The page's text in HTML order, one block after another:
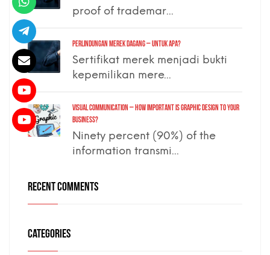
proof of trademar...
PERLINDUNGAN MEREK DAGANG – untuk apa?
Sertifikat merek menjadi bukti
kepemilikan mere...
VISUAL COMMUNICATION – how important is graphic design to your
business?
Ninety percent (90%) of the
information transmi...
RECENT COMMENTS
CATEGORIES